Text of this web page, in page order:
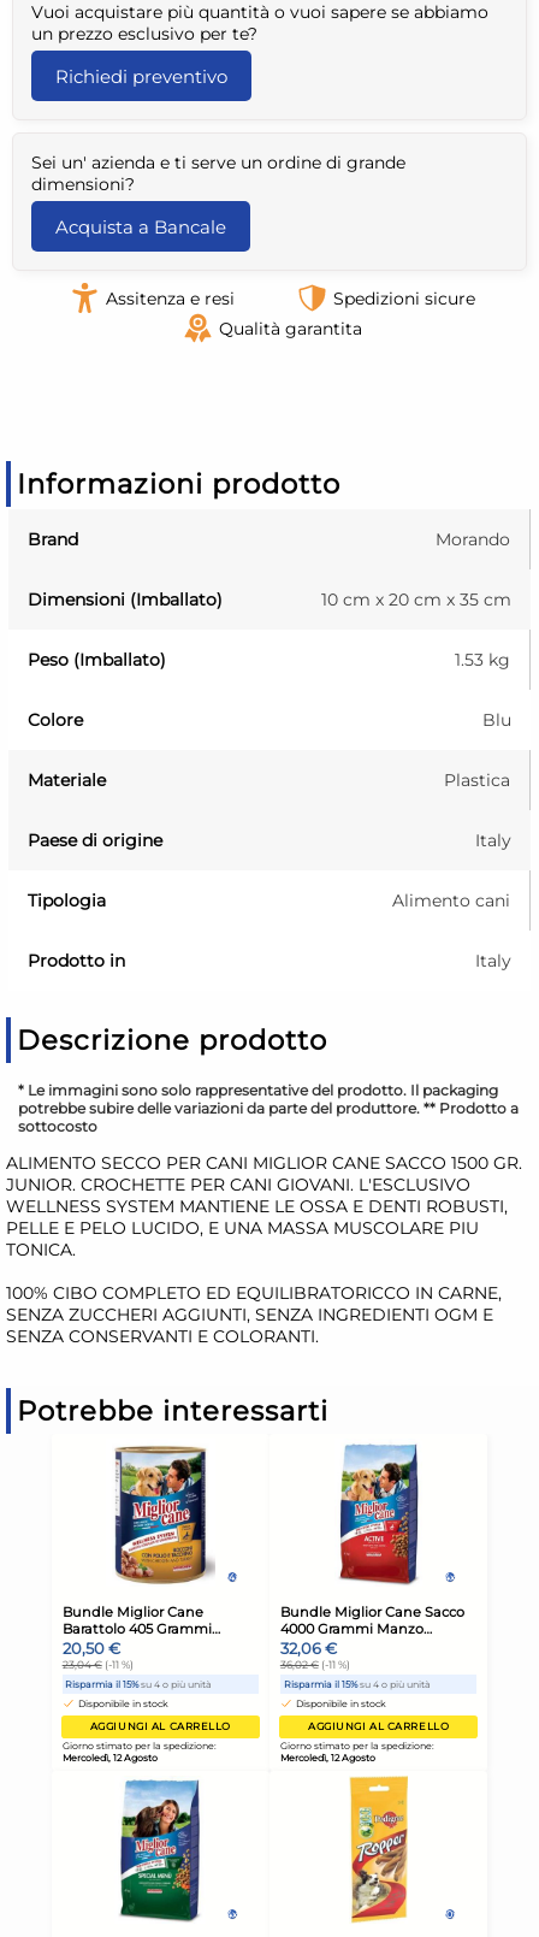
Vuoi acquistare più quantità o vuoi sapere se abbiamo
un prezzo esclusivo per te?
Richiedi preventivo
Sei un' azienda e ti serve un ordine di grande
dimensioni?
Acquista a Bancale
Assitenza e resi
Spedizioni sicure
Qualità garantita
Informazioni prodotto
Brand Morando
Dimensioni (Imballato) 10 cm x 20 cm x 35 cm
Peso (Imballato) 1.53 kg
Colore Blu
Materiale Plastica
Paese di origine Italy
Tipologia Alimento cani
Prodotto in Italy
Descrizione prodotto
* Le immagini sono solo rappresentative del prodotto. Il packaging
potrebbe subire delle variazioni da parte del produttore. ** Prodotto a
sottocosto
ALIMENTO SECCO PER CANI MIGLIOR CANE SACCO 1500 GR.
JUNIOR. CROCHETTE PER CANI GIOVANI. L'ESCLUSIVO
WELLNESS SYSTEM MANTIENE LE OSSA E DENTI ROBUSTI,
PELLE E PELO LUCIDO, E UNA MASSA MUSCOLARE PIU
TONICA.
100% CIBO COMPLETO ED EQUILIBRATORICCO IN CARNE,
SENZA ZUCCHERI AGGIUNTI, SENZA INGREDIENTI OGM E
SENZA CONSERVANTI E COLORANTI.
Potrebbe interessarti